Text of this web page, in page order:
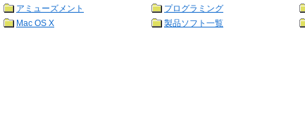
アミューズメント
プログラミング
Mac OS X
製品ソフト一覧